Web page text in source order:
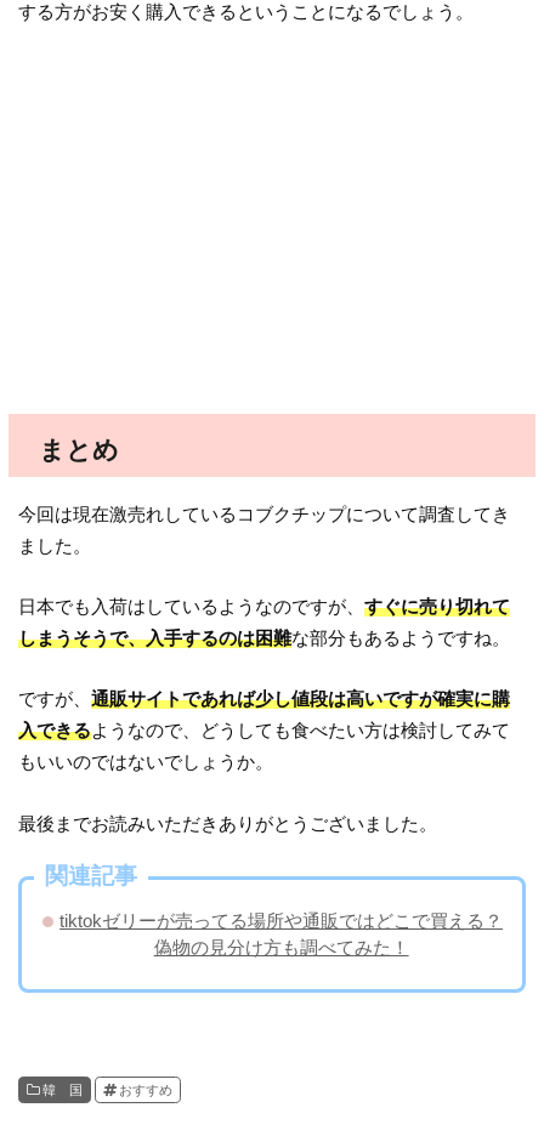
する方がお安く購入できるということになるでしょう。
まとめ
今回は現在激売れしているコブクチップについて調査してき
ました。
日本でも入荷はしているようなのですが、すぐに売り切れて
しまうそうで、入手するのは困難な部分もあるようですね。
ですが、通販サイトであれば少し値段は高いですが確実に購
入できるようなので、どうしても食べたい方は検討してみて
もいいのではないでしょうか。
最後までお読みいただきありがとうございました。
関連記事
tiktokゼリーが売ってる場所や通販ではどこで買える？
偽物の見分け方も調べてみた！
韓 国 おすすめ